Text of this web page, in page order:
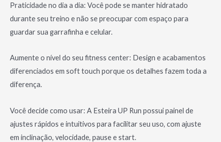
Praticidade no dia a dia: Você pode se manter hidratado
durante seu treino e não se preocupar com espaço para
guardar sua garrafinha e celular.
Aumente o nível do seu fitness center: Design e acabamentos
diferenciados em soft touch porque os detalhes fazem toda a
diferença.
Você decide como usar: A Esteira UP Run possui painel de
ajustes rápidos e intuitivos para facilitar seu uso, com ajuste
em inclinação, velocidade, pause e start.